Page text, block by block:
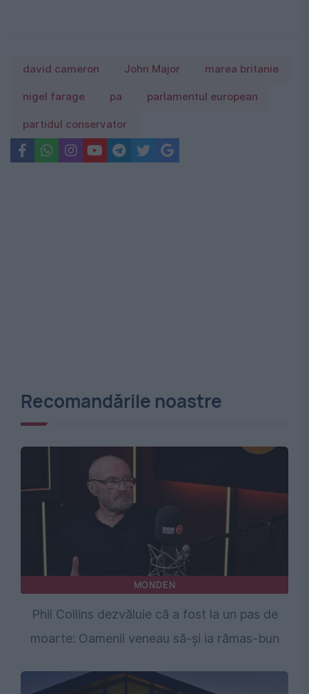
david cameron John Major marea britanie
nigel farage pa parlamentul european
partidul conservator
Recomandările noastre
MONDEN
Phil Collins dezvăluie că a fost la un pas de
moarte: Oamenii veneau să-și ia rămas-bun